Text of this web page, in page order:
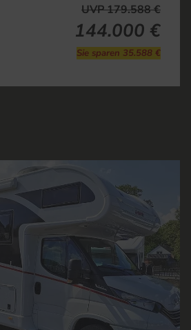
144.000 €
UVP 179.588 €
Sie sparen 35.588 €
Fahrzeug Details